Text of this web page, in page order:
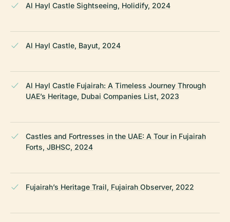
Al Hayl Castle Sightseeing, Holidify, 2024
Al Hayl Castle, Bayut, 2024
Al Hayl Castle Fujairah: A Timeless Journey Through
UAE’s Heritage, Dubai Companies List, 2023
Castles and Fortresses in the UAE: A Tour in Fujairah
Forts, JBHSC, 2024
Fujairah’s Heritage Trail, Fujairah Observer, 2022